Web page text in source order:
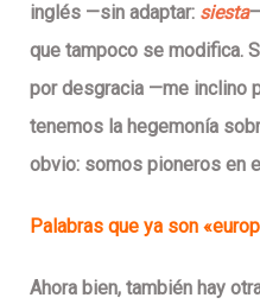
inglés —sin adaptar: siesta
que tampoco se modifica.
por desgracia —me inclino
tenemos la hegemonía
obvio: somos pioneros en
Palabras que ya son
Ahora bien, también hay